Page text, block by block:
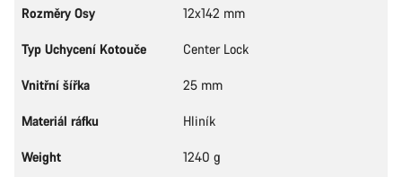
Rozměry Osy 12x142 mm
Typ Uchycení Kotouče Center Lock
Vnitřní šířka 25 mm
Materiál ráfku Hliník
Weight 1240 g